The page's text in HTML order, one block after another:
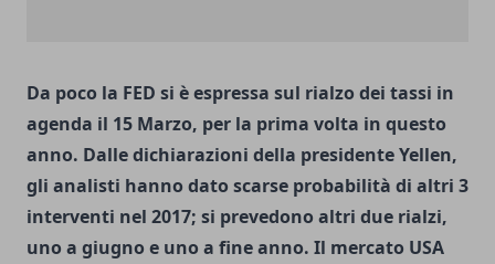
Da poco la FED si è espressa sul rialzo dei tassi in
agenda il 15 Marzo, per la prima volta in questo
anno. Dalle dichiarazioni della presidente Yellen,
gli analisti hanno dato scarse probabilità di altri 3
interventi nel 2017; si prevedono altri due rialzi,
uno a giugno e uno a fine anno. Il mercato USA